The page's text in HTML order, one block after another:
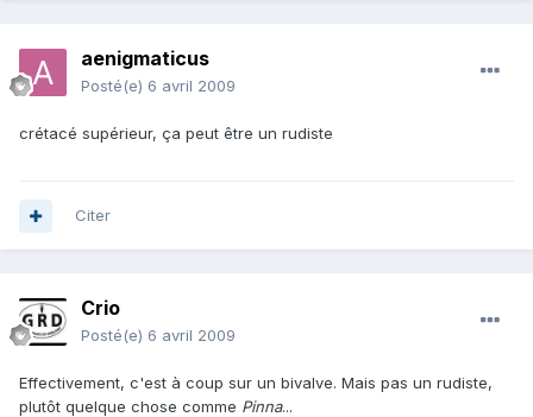
aenigmaticus
Posté(e) 6 avril 2009
crétacé supérieur, ça peut être un rudiste
Citer
Crio
Posté(e) 6 avril 2009
Effectivement, c'est à coup sur un bivalve. Mais pas un rudiste,
plutôt quelque chose comme Pinna...